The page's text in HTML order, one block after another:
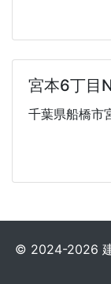
宮本6丁目
千葉県船橋市
© 2024-2026 建